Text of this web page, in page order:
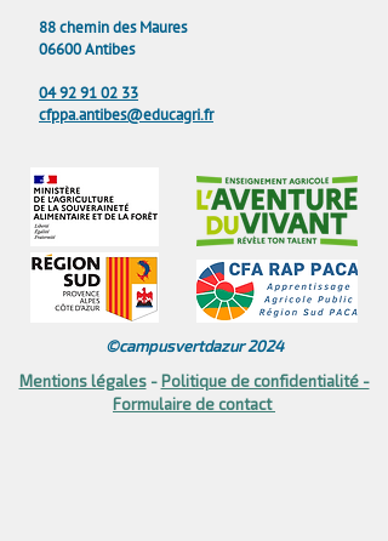
88 chemin des Maures
06600 Antibes
04 92 91 02 33
cfppa.antibes@educagri.fr
©campusvertdazur 2024
Mentions légales​ - Politique de confidentialité -
Formulaire de contact